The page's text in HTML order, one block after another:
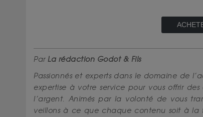
Par La rédaction Godot & Fils
Passionnés et experts dans le domaine de
expertise à votre service pour vous offrir
l’argent. Animés par la volonté de vous
veillons à ce que chaque contenu soit à la